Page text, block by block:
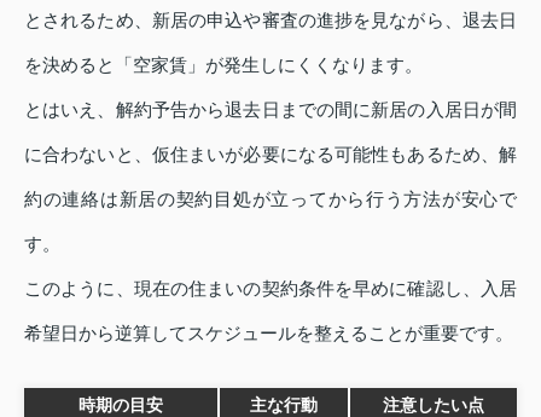
とされるため、新居の申込や審査の進捗を見ながら、退去日
を決めると「空家賃」が発生しにくくなります。
とはいえ、解約予告から退去日までの間に新居の入居日が間
に合わないと、仮住まいが必要になる可能性もあるため、解
約の連絡は新居の契約目処が立ってから行う方法が安心で
す。
このように、現在の住まいの契約条件を早めに確認し、入居
希望日から逆算してスケジュールを整えることが重要です。
時期の目安 主な行動 注意したい点